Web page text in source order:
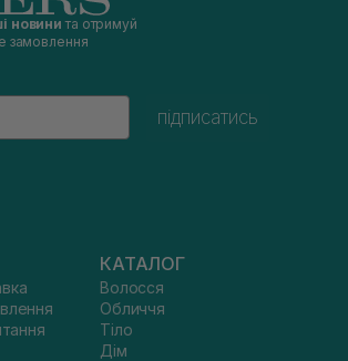
новини та отримуй
замовлення
підписатись
КАТАЛОГ
Волосся
Обличчя
Тіло
Дім